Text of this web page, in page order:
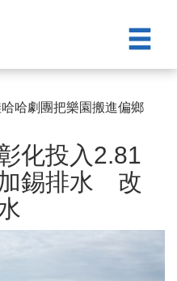
出招！彰化市未婚聯誼6年
今年再推解謎交友
(13:50)
彰檢推廣反賄打詐反毒觀
罪力(22:31)
樂團赴紐西蘭演出 以音樂
新亮點(16:18)
哈劇團把樂園搬進偏鄉
改善大村秀水積淹水
會巡迴大村、永靖 魏平
轉彰化打造新局(16:17)
工義剪送愛 吃剉冰消暑歡
年深耕人文藝術 瀰力村男
場人大訪查 720名關懷員2
(14:13)
出招！彰化市未婚聯誼6年
化投入2.81
錫排水 改